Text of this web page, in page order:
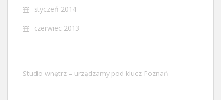
styczeń 2014
czerwiec 2013
Studio wnętrz – urządzamy pod klucz Poznań